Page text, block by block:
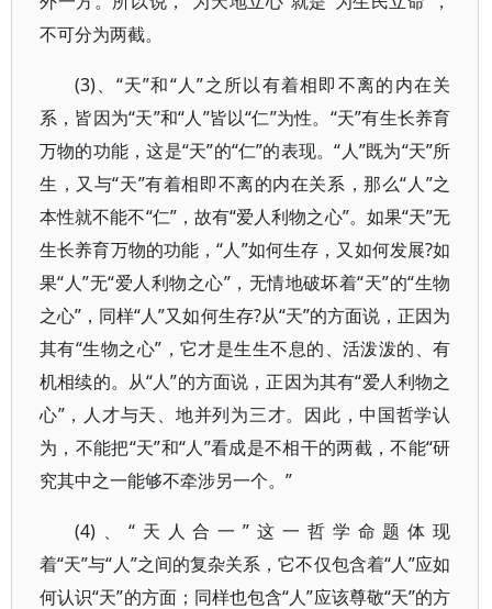
不可分为两截。
(3)、“天”和“人”之所以有着相即不离的内在关
系，皆因为“天”和“人”皆以“仁”为性。“天”有生长养育
万物的功能，这是“天”的“仁”的表现。“人”既为“天”所
生，又与“天”有着相即不离的内在关系，那么“人”之
本性就不能不“仁”，故有“爱人利物之心”。如果“天”无
生长养育万物的功能，“人”如何生存，又如何发展?如
果“人”无“爱人利物之心”，无情地破坏着“天”的“生物
之心”，同样“人”又如何生存?从“天”的方面说，正因为
其有“生物之心”，它才是生生不息的、活泼泼的、有
机相续的。从“人”的方面说，正因为其有“爱人利物之
心”，人才与天、地并列为三才。因此，中国哲学认
为，不能把“天”和“人”看成是不相干的两截，不能“研
究其中之一能够不牵涉另一个。”
(4)、“天人合一”这一哲学命题体现
着“天”与“人”之间的复杂关系，它不仅包含着“人”应如
何认识“天”的方面；同样也包含“人”应该尊敬“天”的方